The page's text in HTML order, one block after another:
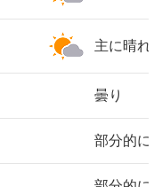
主に晴れ
曇り
部分的に